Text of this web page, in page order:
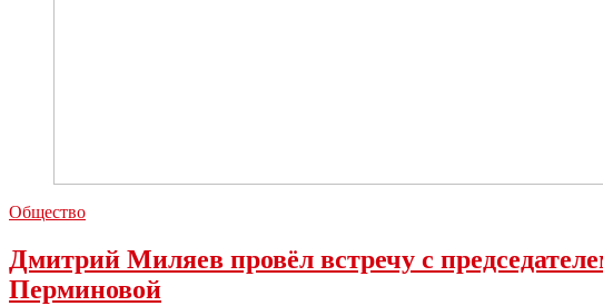
Общество
Дмитрий Миляев провёл встречу с
Перминовой